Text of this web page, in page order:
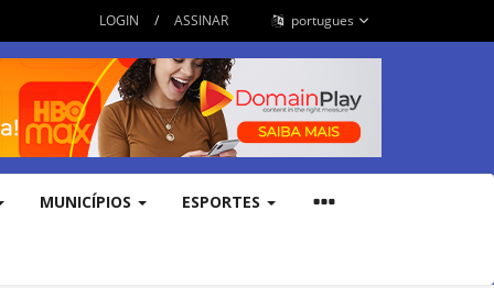
LOGIN / ASSINAR portugues
MUNICÍPIOS ESPORTES